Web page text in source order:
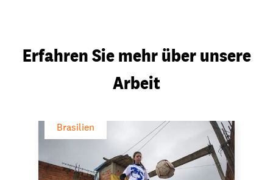
Erfahren Sie mehr über unsere
Arbeit
Brasilien